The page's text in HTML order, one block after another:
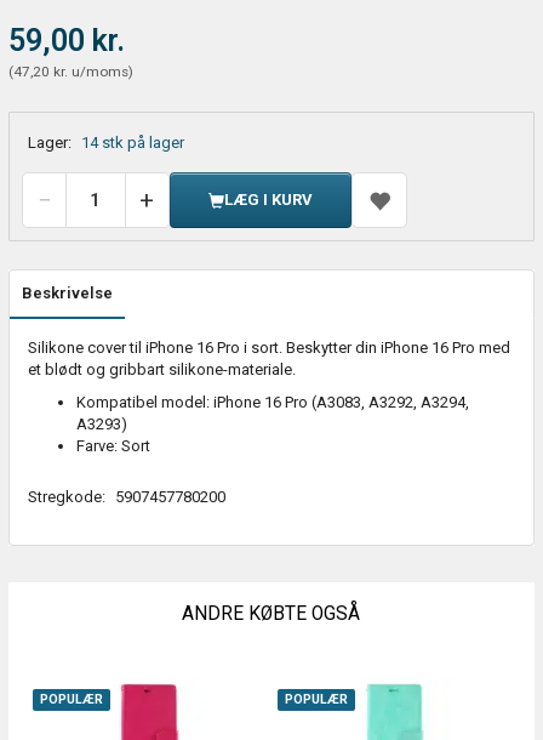
59,00 kr.
(47,20 kr. u/moms)
Lager: 14 stk på lager
LÆG I KURV
Beskrivelse
Silikone cover til iPhone 16 Pro i sort. Beskytter din iPhone 16 Pro med
et blødt og gribbart silikone-materiale.
Kompatibel model: iPhone 16 Pro (A3083, A3292, A3294,
A3293)
Farve: Sort
Stregkode: 5907457780200
ANDRE KØBTE OGSÅ
POPULÆR POPULÆR